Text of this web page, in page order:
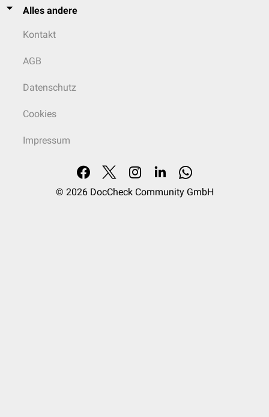
Alles andere
Kontakt
AGB
Datenschutz
Cookies
Impressum
© 2026 DocCheck Community GmbH